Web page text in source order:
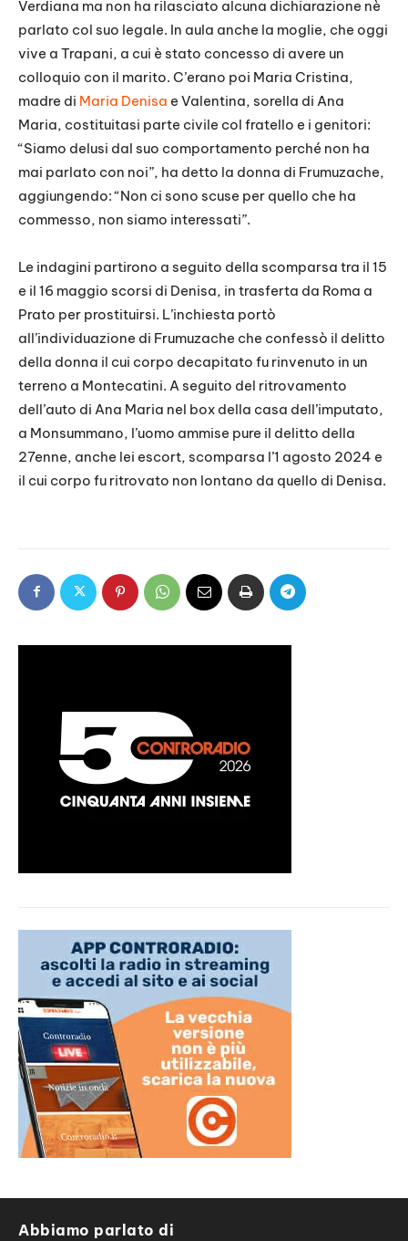
Verdiana ma non ha rilasciato alcuna dichiarazione nè
parlato col suo legale. In aula anche la moglie, che oggi
vive a Trapani, a cui è stato concesso di avere un
colloquio con il marito. C’erano poi Maria Cristina,
madre di Maria Denisa e Valentina, sorella di Ana
Maria, costituitasi parte civile col fratello e i genitori:
“Siamo delusi dal suo comportamento perché non ha
mai parlato con noi”, ha detto la donna di Frumuzache,
aggiungendo: “Non ci sono scuse per quello che ha
commesso, non siamo interessati”.
Le indagini partirono a seguito della scomparsa tra il 15
e il 16 maggio scorsi di Denisa, in trasferta da Roma a
Prato per prostituirsi. L’inchiesta portò
all’individuazione di Frumuzache che confessò il delitto
della donna il cui corpo decapitato fu rinvenuto in un
terreno a Montecatini. A seguito del ritrovamento
dell’auto di Ana Maria nel box della casa dell’imputato,
a Monsummano, l’uomo ammise pure il delitto della
27enne, anche lei escort, scomparsa l’1 agosto 2024 e
il cui corpo fu ritrovato non lontano da quello di Denisa.
Abbiamo parlato di